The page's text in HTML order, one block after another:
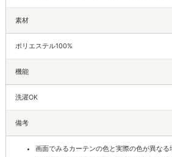
素材
ポリエステル100%
機能
洗濯OK
備考
画面でみるカーテンの色と実際の色が異な